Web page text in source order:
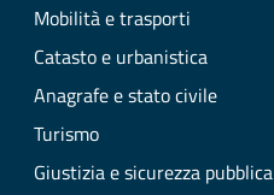
Mobilità e trasporti
Catasto e urbanistica
Anagrafe e stato civile
Turismo
Giustizia e sicurezza pubblica